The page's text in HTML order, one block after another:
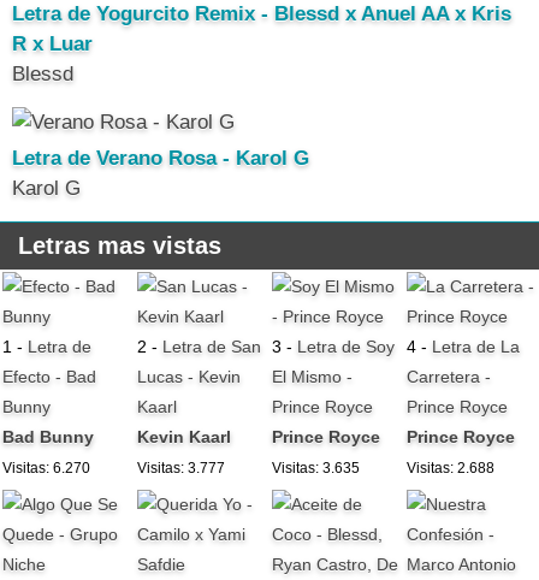
Letra de Yogurcito Remix - Blessd x Anuel AA x Kris
R x Luar
Blessd
Letra de Verano Rosa - Karol G
Karol G
Letras mas vistas
1 - Letra de
Efecto - Bad
Bunny
Bad Bunny
Visitas: 6.270
2 - Letra de San
Lucas - Kevin
Kaarl
Kevin Kaarl
Visitas: 3.777
3 - Letra de Soy
El Mismo -
Prince Royce
Prince Royce
Visitas: 3.635
4 - Letra de La
Carretera -
Prince Royce
Prince Royce
Visitas: 2.688